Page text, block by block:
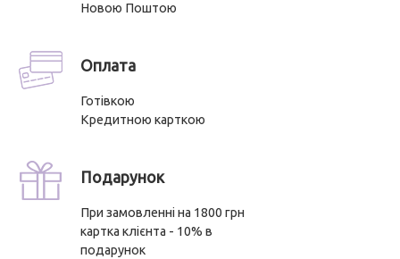
Новою Поштою
Оплата
Готівкою
Кредитною карткою
Подарунок
При замовленні на 1800 грн
картка клієнта - 10% в
подарунок